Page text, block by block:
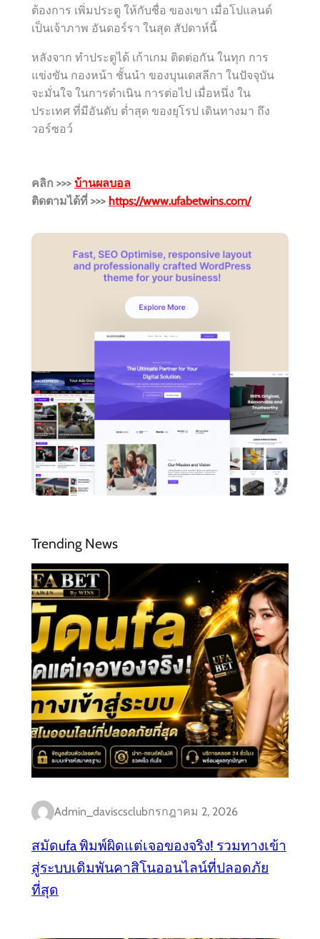
ต้องการ เพิ่มประตู ให้กับชื่อ ของเขา เมื่อโปแลนด์
เป็นเจ้าภาพ อันดอร์รา ในสุด สัปดาห์นี้
หลังจาก ทำประตูได้ เก้าเกม ติดต่อกัน ในทุก การ
แข่งขัน กองหน้า ชั้นนำ ของบุนเดสลีกา ในปัจจุบัน
จะมั่นใจ ในการดำเนิน การต่อไป เมื่อหนึ่ง ใน
ประเทศ ที่มีอันดับ ต่ำสุด ของยุโรป เดินทางมา ถึง
วอร์ซอว์
คลิก >>> บ้านผลบอล
ติดตามได้ที่ >>> https://www.ufabetwins.com/
Trending News
Admin_daviscsclubกรกฎาคม 2, 2026
สมัดufa พิมพ์ผิดแต่เจอของจริง! รวมทางเข้า
สู่ระบบเดิมพันคาสิโนออนไลน์ที่ปลอดภัย
ที่สุด